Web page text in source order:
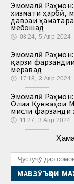
Эмомалӣ
хизмати ҳарбӣ,
давраи
мебошад
🕔 08:24, 5.Апр 2024
Эмомалӣ
қарзи
меравад
🕔 17:18, 3.Апр 2024
Эмомалӣ
Олии Қувваҳои
мисли фарзанди
🕔 11:27, 3.Апр 2024
МАВЗӮЪҲОИ